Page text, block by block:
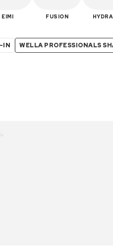
EIMI FUSION
IN WELLA PROFESSIONALS